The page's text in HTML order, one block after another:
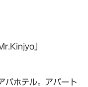
」
パホテル。アパート